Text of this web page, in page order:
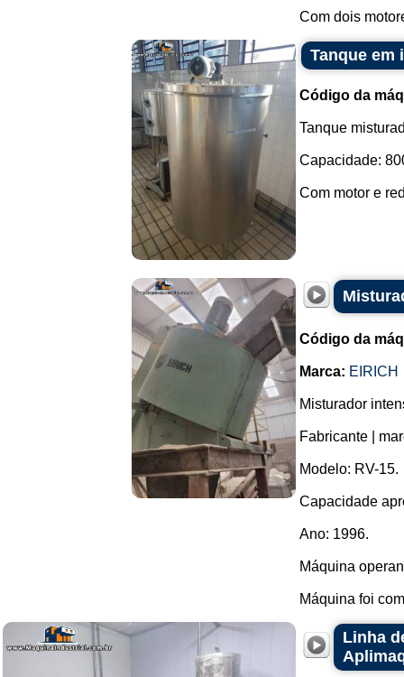
Com dois
Tanque em
Código da
Tanque
Capacidade:
Com motor e
Código da
Marca: EIRICH
Misturador
Fabricante |
Modelo: RV-15.
Capacidade
Ano: 1996.
Máquina
Máquina foi
Linha